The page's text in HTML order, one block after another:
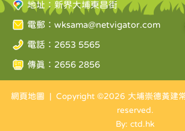
地址：新界大埔東昌街
電郵： wksama@netvigator.com
電話：2653 5565
傳真：2656 2856
網頁地圖 | Copyright ©2026 大埔崇德黃建
reserved.
By: ctd.hk